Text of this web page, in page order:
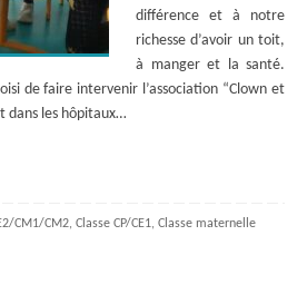
différence et à notre
richesse d’avoir un toit,
à manger et la santé.
de faire intervenir l’association “Clown et
dans les hôpitaux…
CM1/CM2,Classe CP/CE1,Classe maternelle